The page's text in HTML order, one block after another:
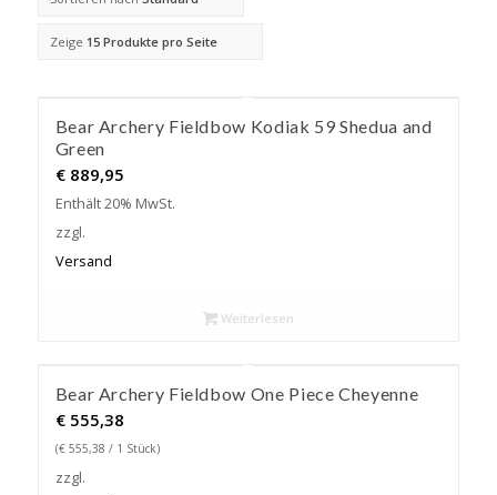
Zeige 15 Produkte pro Seite
Bear Archery Fieldbow Kodiak 59 Shedua and
Green
€889,95
Enthält 20% MwSt.
zzgl.
Versand
Weiterlesen
Bear Archery Fieldbow One Piece Cheyenne
€555,38
(€555,38 / 1 Stück)
zzgl.